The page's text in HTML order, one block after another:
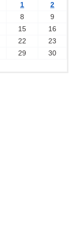
1
2
8
9
15
16
22
23
29
30